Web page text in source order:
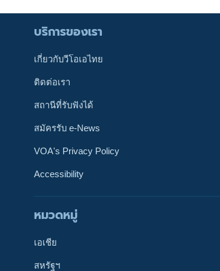
ติดตามเรา
บริการของเรา
เกี่ยวกับวีโอเอไทย
ติดต่อเรา
สถานีที่รับฟังได้
สมัครรับ e-News
VOA's Privacy Policy
Accessibility
หมวดหมู่
เอเชีย
สหรัฐฯ